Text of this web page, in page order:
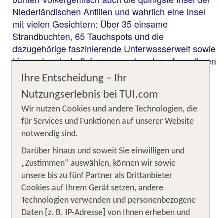
Niederländischen Antillen und wahrlich eine Insel
mit vielen Gesichtern: Über 35 einsame
Strandbuchten, 65 Tauchspots und die
dazugehörige faszinierende Unterwasserwelt sowie
bizarre Landschaftsformen warten darauf von Ihnen
entdeckt zu werden. Wir empfehlen einen Besuch
der Hauptstadt Willemstad, die mit ihrer
farbenfrohen holländischen Kolonialarchitektur
besticht und seit 1997 zum UNSECO-
Weltkulturerbe gehört.
NEU & BELIEBT: DIE
AKTUELLSTEN
URLAUBSANGEBOTE FÜR
CURACAO
Ihre Entscheidung – Ihr
Nutzungserlebnis bei TUI.com
Wir nutzen Cookies und andere Technologien, die
für Services und Funktionen auf unserer Website
notwendig sind.
Darüber hinaus und soweit Sie einwilligen und
„Zustimmen“ auswählen, können wir sowie
unsere bis zu fünf Partner als Drittanbieter
Cookies auf Ihrem Gerät setzen, andere
Technologien verwenden und personenbezogene
Daten [z. B. IP-Adresse] von Ihnen erheben und